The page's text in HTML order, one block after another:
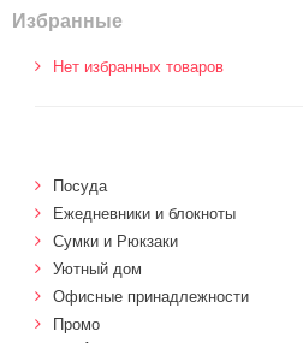
Избранные
Нет избранных товаров
Посуда
Ежедневники и блокноты
Сумки и Рюкзаки
Уютный дом
Офисные принадлежности
Промо